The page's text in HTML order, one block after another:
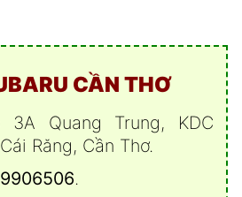
CẦN THƠ
Quang Trung, KDC
Răng, Cần Thơ.
.